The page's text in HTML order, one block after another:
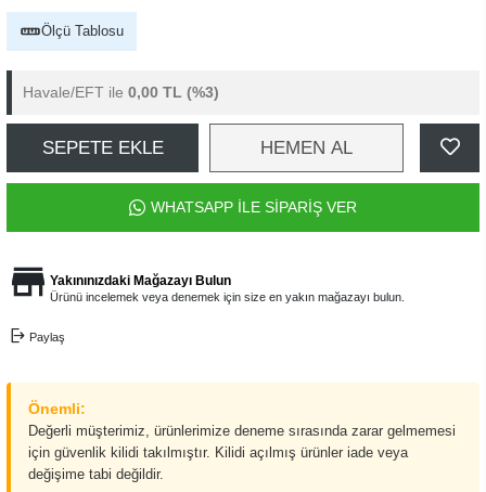
Ölçü Tablosu
Havale/EFT ile 0,00 TL (%3)
SEPETE EKLE HEMEN AL
WHATSAPP İLE SİPARİŞ VER
Yakınınızdaki Mağazayı Bulun
Ürünü incelemek veya denemek için size en yakın mağazayı bulun.
Paylaş
Önemli:
Değerli müşterimiz, ürünlerimize deneme sırasında zarar gelmemesi
için güvenlik kilidi takılmıştır. Kilidi açılmış ürünler iade veya
değişime tabi değildir.